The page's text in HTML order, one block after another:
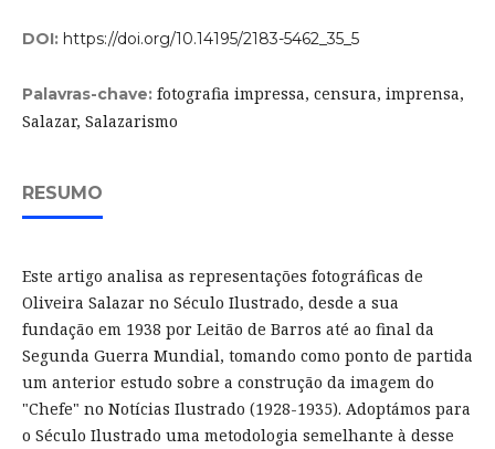
DOI: https://doi.org/10.14195/2183-5462_35_5
Palavras-chave: fotografia impressa, censura, imprensa,
Salazar, Salazarismo
RESUMO
Este artigo analisa as representações fotográficas de
Oliveira Salazar no Século Ilustrado, desde a sua
fundação em 1938 por Leitão de Barros até ao final da
Segunda Guerra Mundial, tomando como ponto de partida
um anterior estudo sobre a construção da imagem do
"Chefe" no Notícias Ilustrado (1928-1935). Adoptámos para
o Século Ilustrado uma metodologia semelhante à desse